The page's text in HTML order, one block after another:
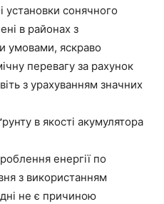
установки сонячного
в районах з
умовами, яскраво
перевагу за рахунок
з урахуванням значних
в якості акумулятора
енергії по
з використанням
не є причиною